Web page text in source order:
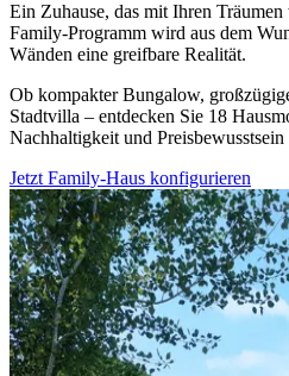
Ein Zuhause, das mit Ihren
Family-Programm wird aus dem
Wänden eine greifbare Realität.
Ob kompakter Bungalow,
Stadtvilla – entdecken Sie 18
Nachhaltigkeit und
Jetzt Family-Haus konfigurieren